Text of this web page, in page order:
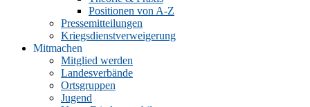
Positionen von A-Z
Pressemitteilungen
Kriegsdienstverweigerung
Mitmachen
Mitglied werden
Landesverbände
Ortsgruppen
Jugend